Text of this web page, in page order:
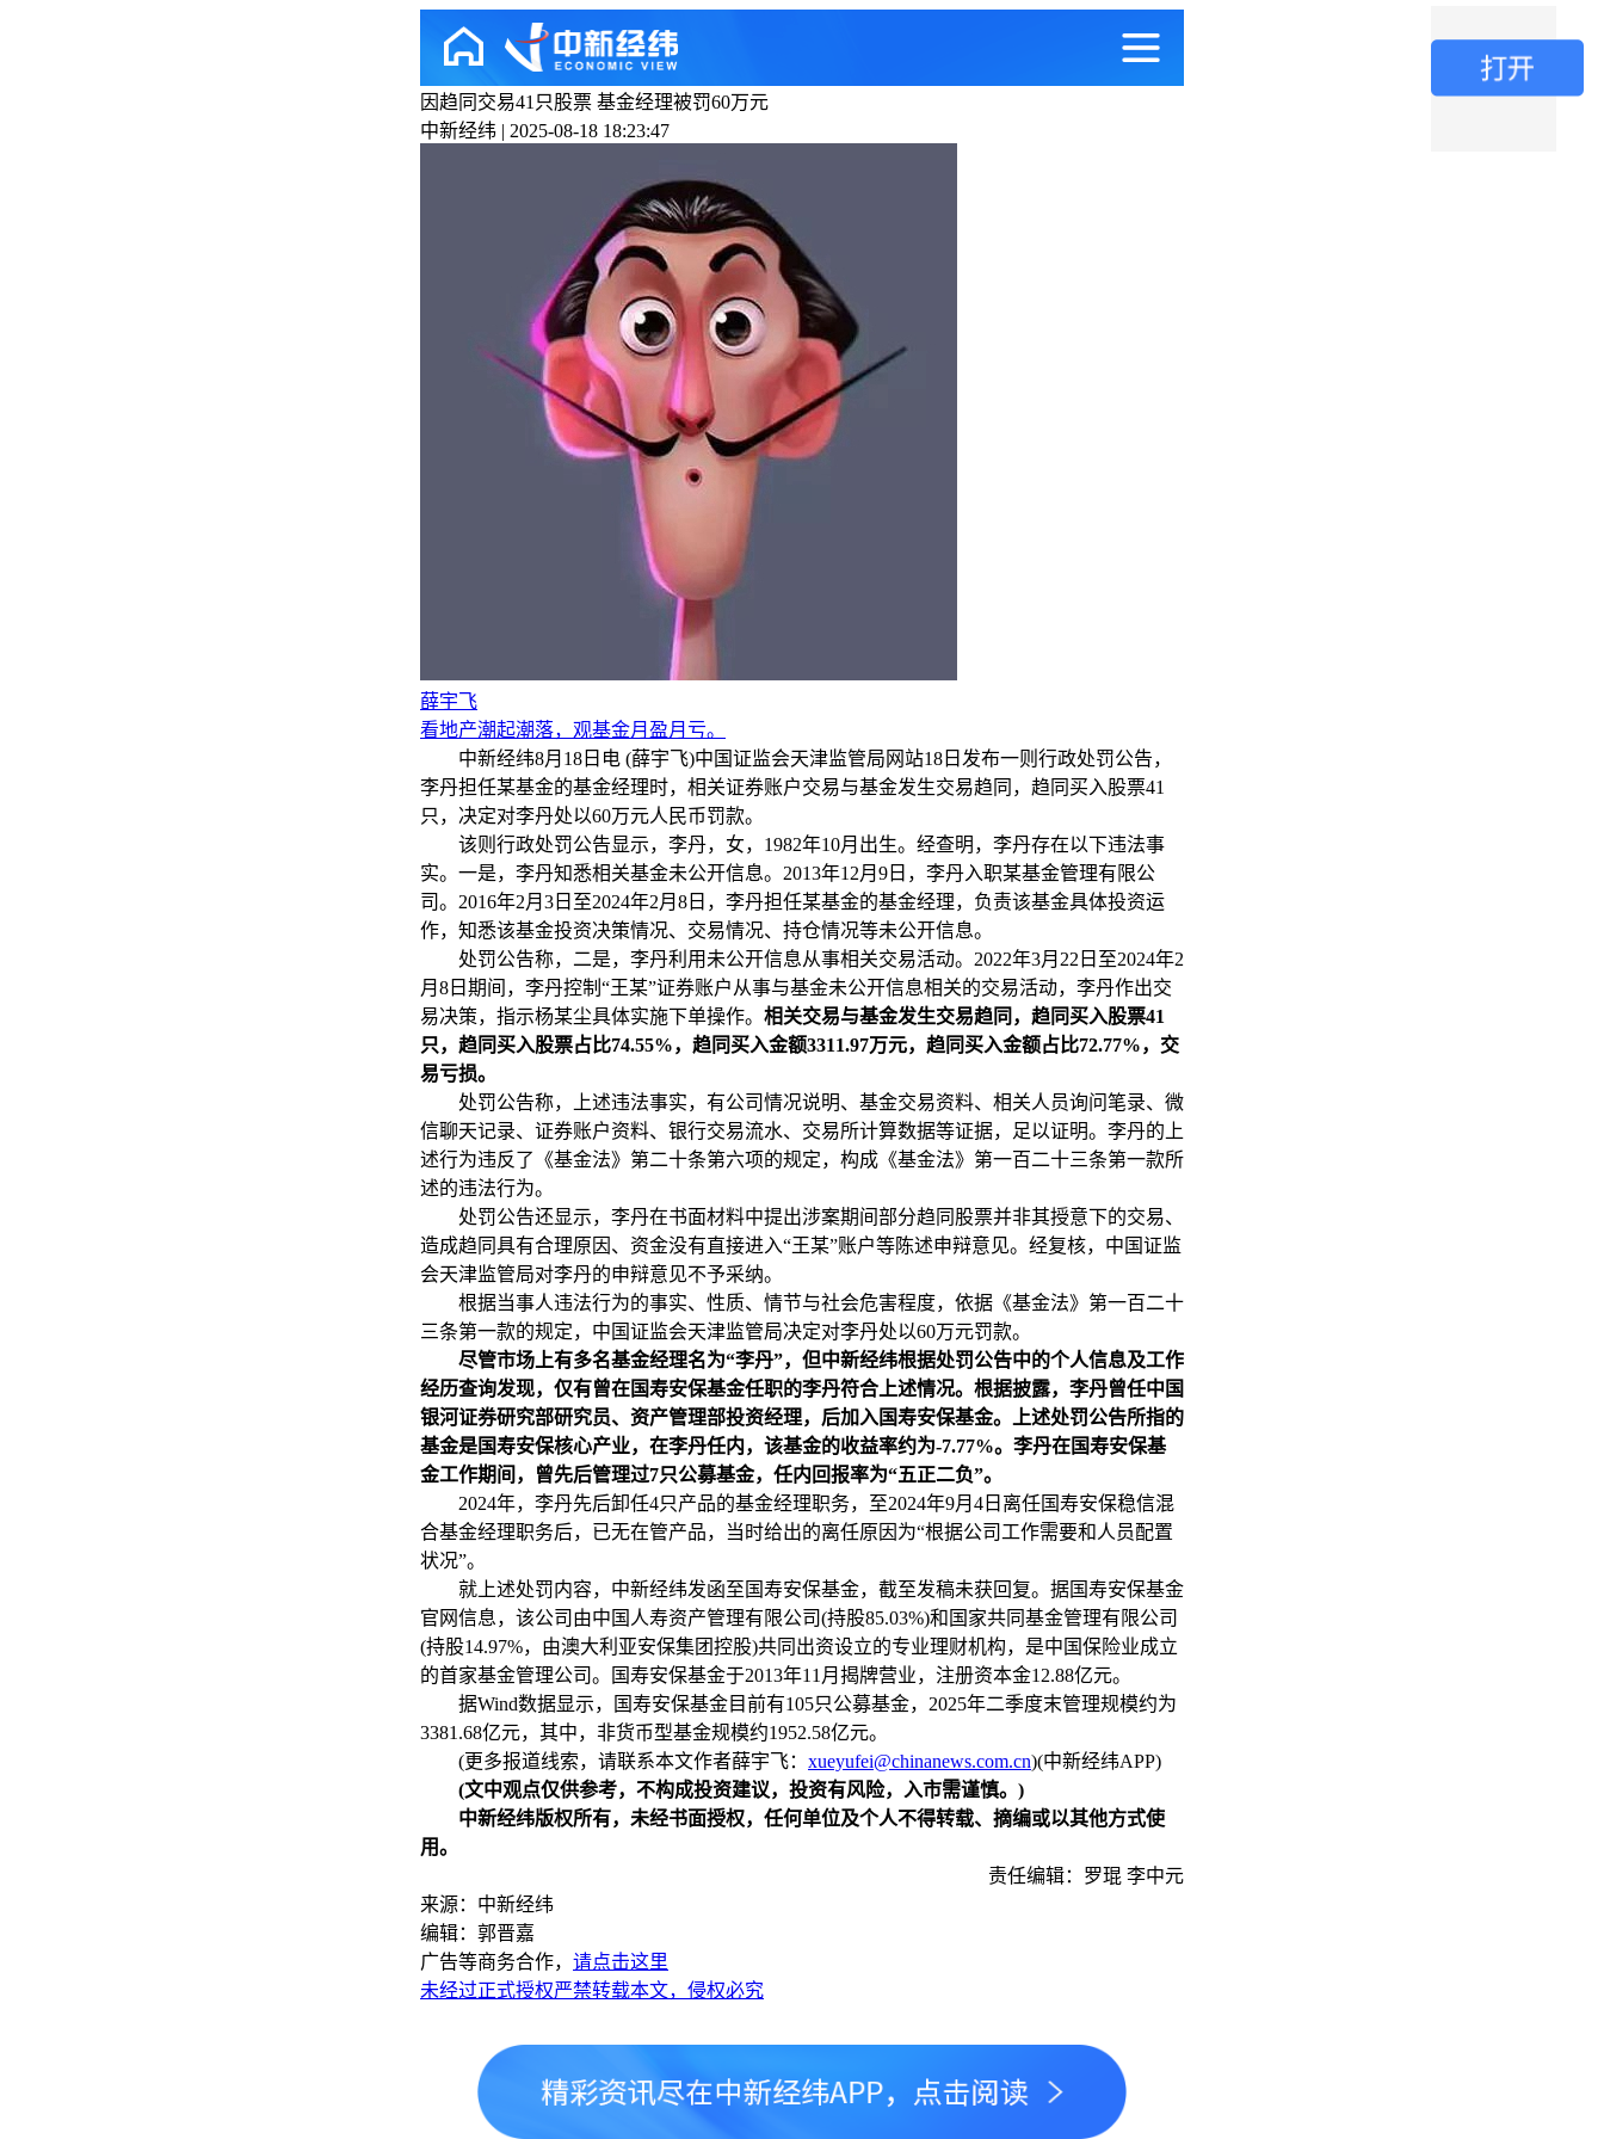
因趋同交易41只股票 基金经理被罚60万元
中新经纬 | 2025-08-18 18:23:47
薛宇飞
看地产潮起潮落，观基金月盈月亏。
中新经纬8月18日电 (薛宇飞)中国证监会天津监管局网站18日发布一则行政处罚公告，
李丹担任某基金的基金经理时，相关证券账户交易与基金发生交易趋同，趋同买入股票41
只，决定对李丹处以60万元人民币罚款。
该则行政处罚公告显示，李丹，女，1982年10月出生。经查明，李丹存在以下违法事
实。一是，李丹知悉相关基金未公开信息。2013年12月9日，李丹入职某基金管理有限公
司。2016年2月3日至2024年2月8日，李丹担任某基金的基金经理，负责该基金具体投资运
作，知悉该基金投资决策情况、交易情况、持仓情况等未公开信息。
处罚公告称，二是，李丹利用未公开信息从事相关交易活动。2022年3月22日至2024年2
月8日期间，李丹控制“王某”证券账户从事与基金未公开信息相关的交易活动，李丹作出交
易决策，指示杨某尘具体实施下单操作。 相关交易与基金发生交易趋同，趋同买入股票41
只，趋同买入股票占比74.55%，趋同买入金额3311.97万元，趋同买入金额占比72.77%，交
易亏损。
处罚公告称，上述违法事实，有公司情况说明、基金交易资料、相关人员询问笔录、微
信聊天记录、证券账户资料、银行交易流水、交易所计算数据等证据，足以证明。李丹的上
述行为违反了《基金法》第二十条第六项的规定，构成《基金法》第一百二十三条第一款所
述的违法行为。
处罚公告还显示，李丹在书面材料中提出涉案期间部分趋同股票并非其授意下的交易、
造成趋同具有合理原因、资金没有直接进入“王某”账户等陈述申辩意见。经复核，中国证监
会天津监管局对李丹的申辩意见不予采纳。
根据当事人违法行为的事实、性质、情节与社会危害程度，依据《基金法》第一百二十
三条第一款的规定，中国证监会天津监管局决定对李丹处以60万元罚款。
尽管市场上有多名基金经理名为“李丹”，但中新经纬根据处罚公告中的个人信息及工作
经历查询发现，仅有曾在国寿安保基金任职的李丹符合上述情况。根据披露，李丹曾任中国
银河证券研究部研究员、资产管理部投资经理，后加入国寿安保基金。上述处罚公告所指的
基金是国寿安保核心产业，在李丹任内，该基金的收益率约为-7.77%。李丹在国寿安保基
金工作期间，曾先后管理过7只公募基金，任内回报率为“五正二负”。
2024年，李丹先后卸任4只产品的基金经理职务，至2024年9月4日离任国寿安保稳信混
合基金经理职务后，已无在管产品，当时给出的离任原因为“根据公司工作需要和人员配置
状况”。
就上述处罚内容，中新经纬发函至国寿安保基金，截至发稿未获回复。据国寿安保基金
官网信息，该公司由中国人寿资产管理有限公司(持股85.03%)和国家共同基金管理有限公司
(持股14.97%，由澳大利亚安保集团控股)共同出资设立的专业理财机构，是中国保险业成立
的首家基金管理公司。国寿安保基金于2013年11月揭牌营业，注册资本金12.88亿元。
据Wind数据显示，国寿安保基金目前有105只公募基金，2025年二季度末管理规模约为
3381.68亿元，其中，非货币型基金规模约1952.58亿元。
(更多报道线索，请联系本文作者薛宇飞： xueyufei@chinanews.com.cn)(中新经纬APP)
(文中观点仅供参考，不构成投资建议，投资有风险，入市需谨慎。)
中新经纬版权所有，未经书面授权，任何单位及个人不得转载、摘编或以其他方式使
用。
责任编辑：罗琨 李中元
来源：中新经纬
编辑：郭晋嘉
广告等商务合作， 请点击这里
未经过正式授权严禁转载本文，侵权必究